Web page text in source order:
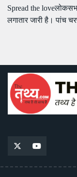
Spread the
लगातार जारी है। पांच